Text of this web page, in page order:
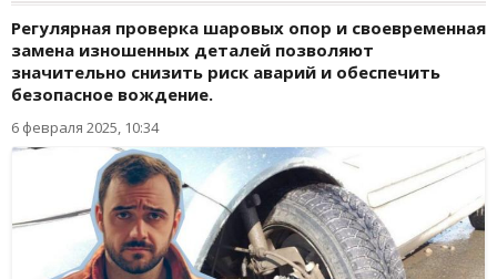
Регулярная проверка шаровых опор и своевременная
замена изношенных деталей позволяют
значительно снизить риск аварий и обеспечить
безопасное вождение.
6 февраля 2025, 10:34